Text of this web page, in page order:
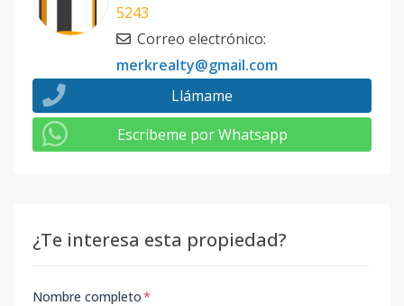
5243
Correo electrónico:
merkrealty@gmail.com
Llámame
Escribeme por Whatsapp
¿Te interesa esta propiedad?
Nombre completo*